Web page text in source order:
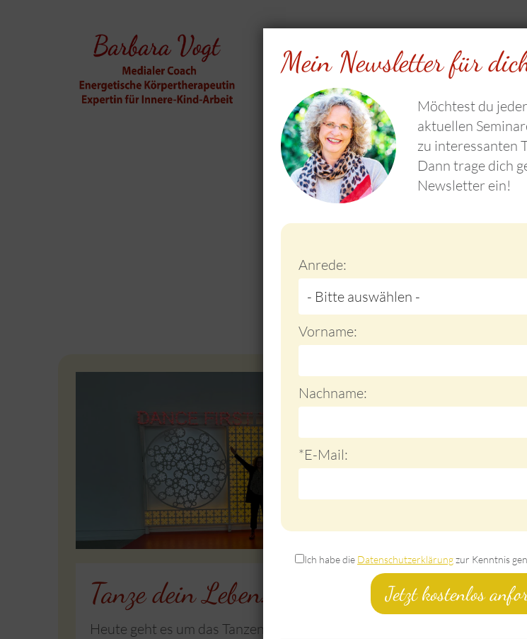
Workshops und
Mein
Tanze dein Leben!
Heute geht es um das Tanzen und die Lebensfreude! ...
Mein Newsletter für
Möchtest du
aktuellen
zu interessanten
Dann trage dich
Newsletter ein!
Do not fill this field
Anrede:
Vorname:
Nachname:
*E-Mail:
*Datenschutz:
Ich habe die Datenschutzerklärungzur Kenntnis
Jetzt kostenlos